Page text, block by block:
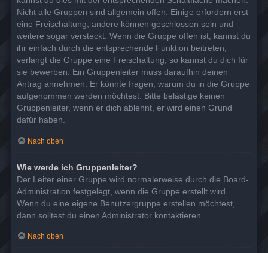
Nicht alle Gruppen sind allgemein offen. Einige erfordern erst
eine Freischaltung, andere können geschlossen sein und
weitere sogar versteckt. Wenn die Gruppe offen ist, kannst du
ihr einfach durch die entsprechende Funktion beitreten;
verlangt die Gruppe eine Freischaltung, so kannst du dich für
sie bewerben. Ein Gruppenleiter muss daraufhin deinen
Antrag annehmen. Er könnte fragen, warum du in die Gruppe
aufgenommen werden möchtest. Bitte belästige keinen
Gruppenleiter, wenn er dich ablehnt, er wird einen Grund
dafür haben.
Nach oben
Wie werde ich Gruppenleiter?
Der Leiter einer Gruppe wird normalerweise durch die Board-
Administration festgelegt, wenn die Gruppe erstellt wird.
Wenn du eine eigene Benutzergruppe erstellen möchtest,
dann solltest du einen Administrator kontaktieren.
Nach oben